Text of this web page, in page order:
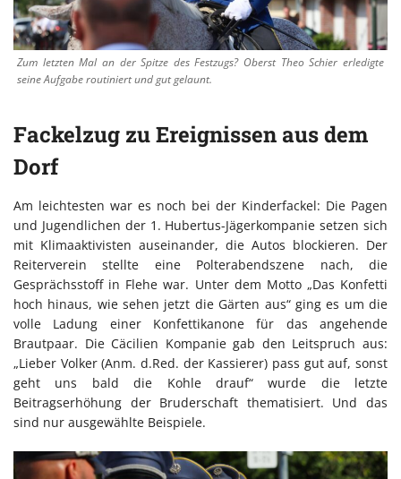
Zum letzten Mal an der Spitze des Festzugs? Oberst Theo Schier erledigte
seine Aufgabe routiniert und gut gelaunt.
Fackelzug zu Ereignissen aus dem
Dorf
Am leichtesten war es noch bei der Kinderfackel: Die Pagen
und Jugendlichen der 1. Hubertus-Jägerkompanie setzen sich
mit Klimaaktivisten auseinander, die Autos blockieren. Der
Reiterverein stellte eine Polterabendszene nach, die
Gesprächsstoff in Flehe war. Unter dem Motto „Das Konfetti
hoch hinaus, wie sehen jetzt die Gärten aus“ ging es um die
volle Ladung einer Konfettikanone für das angehende
Brautpaar. Die Cäcilien Kompanie gab den Leitspruch aus:
„Lieber Volker (Anm. d.Red. der Kassierer) pass gut auf, sonst
geht uns bald die Kohle drauf“ wurde die letzte
Beitragserhöhung der Bruderschaft thematisiert. Und das
sind nur ausgewählte Beispiele.